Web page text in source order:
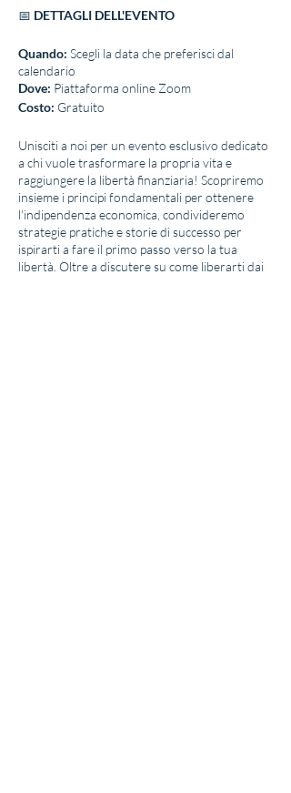
📅 DETTAGLI DELL'EVENTO
Quando: Scegli la data che preferisci dal
calendario
Dove: Piattaforma online Zoom
Costo: Gratuito
Unisciti a noi per un evento esclusivo dedicato
a chi vuole trasformare la propria vita e
raggiungere la libertà finanziaria! Scopriremo
insieme i principi fondamentali per ottenere
l'indipendenza economica, condivideremo
strategie pratiche e storie di successo per
ispirarti a fare il primo passo verso la tua
libertà. Oltre a discutere su come liberarti dai